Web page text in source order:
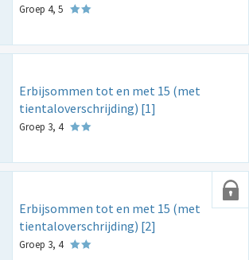
Groep 4, 5
Erbijsommen tot en met 15 (met
tientaloverschrijding) [1]
Groep 3, 4
Erbijsommen tot en met 15 (met
tientaloverschrijding) [2]
Groep 3, 4